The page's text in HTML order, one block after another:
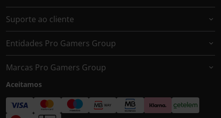
Suporte ao cliente
Entidades Pro Gamers Group
Marcas Pro Gamers Group
Aceitamos